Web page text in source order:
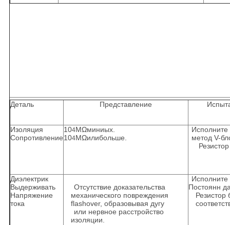
Деталь Представление
Изоляция
Сопротивление
104MΩминиых.
104MΩилибольше.
Исполните
метод V-
Диэлектрик
Выдерживать
Напряжение
тока
Отсутствие доказательства
механического повреждения
flashover, образовывая дугу
или нервное расстройство
изоляции.
Исполните
Постоянн
Резистор